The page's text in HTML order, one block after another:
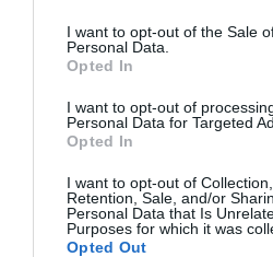
I want to opt-out of the Sale
Personal Data.
Opted In
I want to opt-out of
Personal Data for Targeted
Opted In
I want to opt-out of Collection,
Retention, Sale, and/or
Personal Data that Is
Purposes for which it was
Opted Out
El IBEX 35
un nuevo
Eulogio López
Argumentos